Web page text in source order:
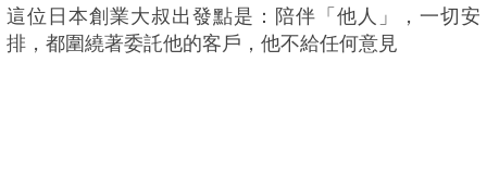
這位日本創業大叔出發點是：陪伴「他人」，一切安
排，都圍繞著委託他的客戶，他不給任何意見